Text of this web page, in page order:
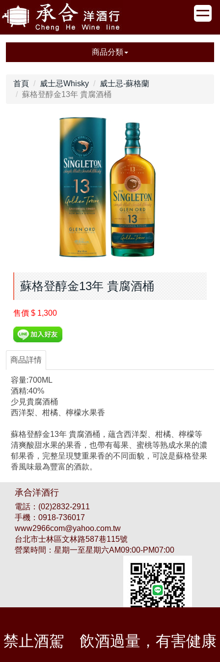
商品分類
首頁 威士忌Whisky
威士忌-蘇格蘭
蘇格登醇金13年 貴腐酒桶
蘇格登醇金13年 貴腐酒桶
售價 $ 1,300
商品詳情
容量:700ML
酒精:40%
少見貴腐酒桶
西洋梨、柑橘、檸檬水果香
蘇格登醇金13年 貴腐酒桶，蘊含西洋梨、柑橘、檸檬等
清爽酸甜水果的果香，也帶有莓果、蜜桃等熟成水果的濃
郁果香，完整呈現雙重果香的不同面貌，可說是蘇格登果
香風味最為豐富的酒款。
承合洋酒行
電話： (02)2832-2911
手機： 0918-736017
www2966com@yahoo.com.tw
台北市士林區文林路587巷115號
營業時間：星期一至星期六AM09:00-PM07:00
禁止酒駕 飲酒過量，有害健康